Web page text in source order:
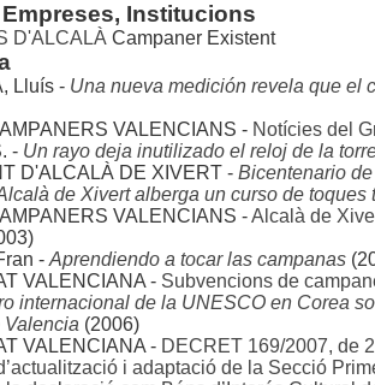
Institucions
D'ALCALÀ Campaner Existent
Lluís - Una nueva medición revela que el
VALENCIANS - Notícies del
- Un rayo deja inutilizado el reloj de la
D'ALCALÀ DE XIVERT - Bicentenario
de Xivert alberga un curso de
VALENCIANS -Alcalà de
- Aprendiendo a tocar las campanas
VALENCIANA - Subvencions de
internacional de la UNESCO en Corea
Valencia (2006)
VALENCIANA - DECRET 169/2007, de
i adaptació de la Secció